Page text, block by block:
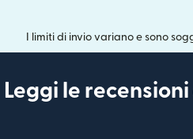
I limiti di invio variano e sono
Leggi le